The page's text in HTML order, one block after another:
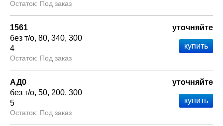
Под заказ
1561
без т/о 80 340 300
4
Под заказ
уточняйте
АД0
без т/о 50 200 300
5
Под заказ
уточняйте